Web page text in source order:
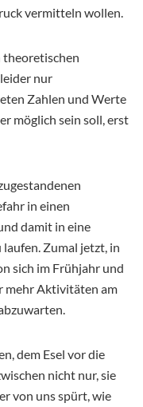
vermitteln wollen.
theoretischen
nur
Zahlen und Werte
möglich sein soll, erst
in einen
damit in eine
Zumal jetzt, in
sich im Frühjahr und
mehr Aktivitäten am
dem Esel vor die
nicht nur, sie
von uns spürt, wie